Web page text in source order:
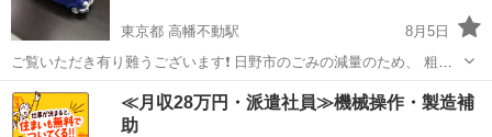
東京都 高幡不動駅
8月5日
ご覧いただき有り難うございます❗️ 日野市のごみの減量のため、 粗大
ごみにしてしまうにはもったいない、まだまだ次の人が気持ちよく使
える、そのような品物を引取りきれいにして格安で販売しています。
【ご注意事項】 商品の購入を...
東京 日野市 高幡不動駅 ミニカー
≪月収28万円・派遣社員≫機械操作・製造補
助